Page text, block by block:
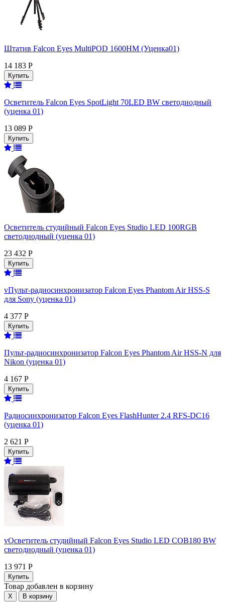
Штатив Falcon Eyes MultiPOD 1600HM (Уценка01)
14 183 Р
Осветитель Falcon Eyes SpotLight 70LED BW светодиодный
(уценка 01)
13 089 Р
Осветитель студийный Falcon Eyes Studio LED 100RGB
светодиодный (уценка 01)
23 432 Р
vПульт-радиосинхронизатор Falcon Eyes Phantom Air HSS-S
для Sony (уценка 01)
4 377 Р
Пульт-радиосинхронизатор Falcon Eyes Phantom Air HSS-N для
Nikon (уценка 01)
4 167 Р
Радиосинхронизатор Falcon Eyes FlashHunter 2.4 RFS-DC16
(уценка 01)
2 621 Р
vОсветитель студийный Falcon Eyes Studio LED COB180 BW
светодиодный (уценка 01)
13 971 Р
Товар добавлен в корзину